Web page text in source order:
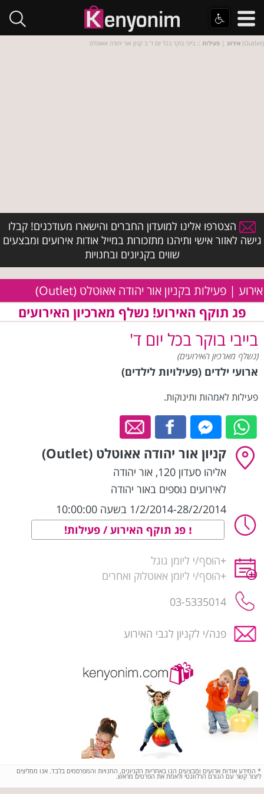
אירוע | פעילות :: בייבי בוקר בכל יום ד' ב קניון אור יהודה אאוטלט (Outlet)
הצטרפו אלינו למועדון החברים והישארו מעודכנים! קבלו
גישה לאזור אישי ותיהנו מתזכורות במייל אודות אירועים ומבצעים
שווים בקניונים ובחנויות
אירוע | פעילות בקניון אור יהודה אאוטלט (Outlet)
פג תוקף האירוע! נשלף מארכיון האירועים
בייבי בוקר בכל יום ד'
(נשלף מארכיון האירועים)
ארועי ילדים (פעילויות לילדים)
פעילות לאמהות ותינוקות.
קניון אור יהודה אאוטלט (Outlet)
אליהו סעדון 120 , אור יהודה
לאירועים נוספים באור יהודה
1/2/2014-28/2/2014 בשעה 10:00:00
פג תוקף האירוע / פעילות!
+הוסף/י ליומן גוגל
+הוסף/י ליומן אאוטלוק ואחרים
03-5335014
פנה/י לקניון לגבי האירוע
* המידע אודות ארועים ומבצעים הנו באחריות הקניונים, החנויות והמפרסמים בלבד. אנו ממליצים
ליצור קשר עם הגורם הרלוונטי ולאמת את הפרטים מראש.